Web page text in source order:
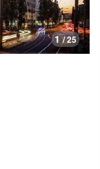
1 / 25